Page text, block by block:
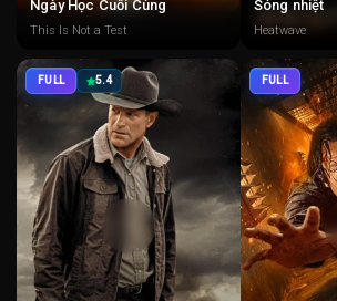
Ngày Học Cuối Cùng
This Is Not a Test
Sóng nhiệt
Heatwave
FULL 5.4 FULL